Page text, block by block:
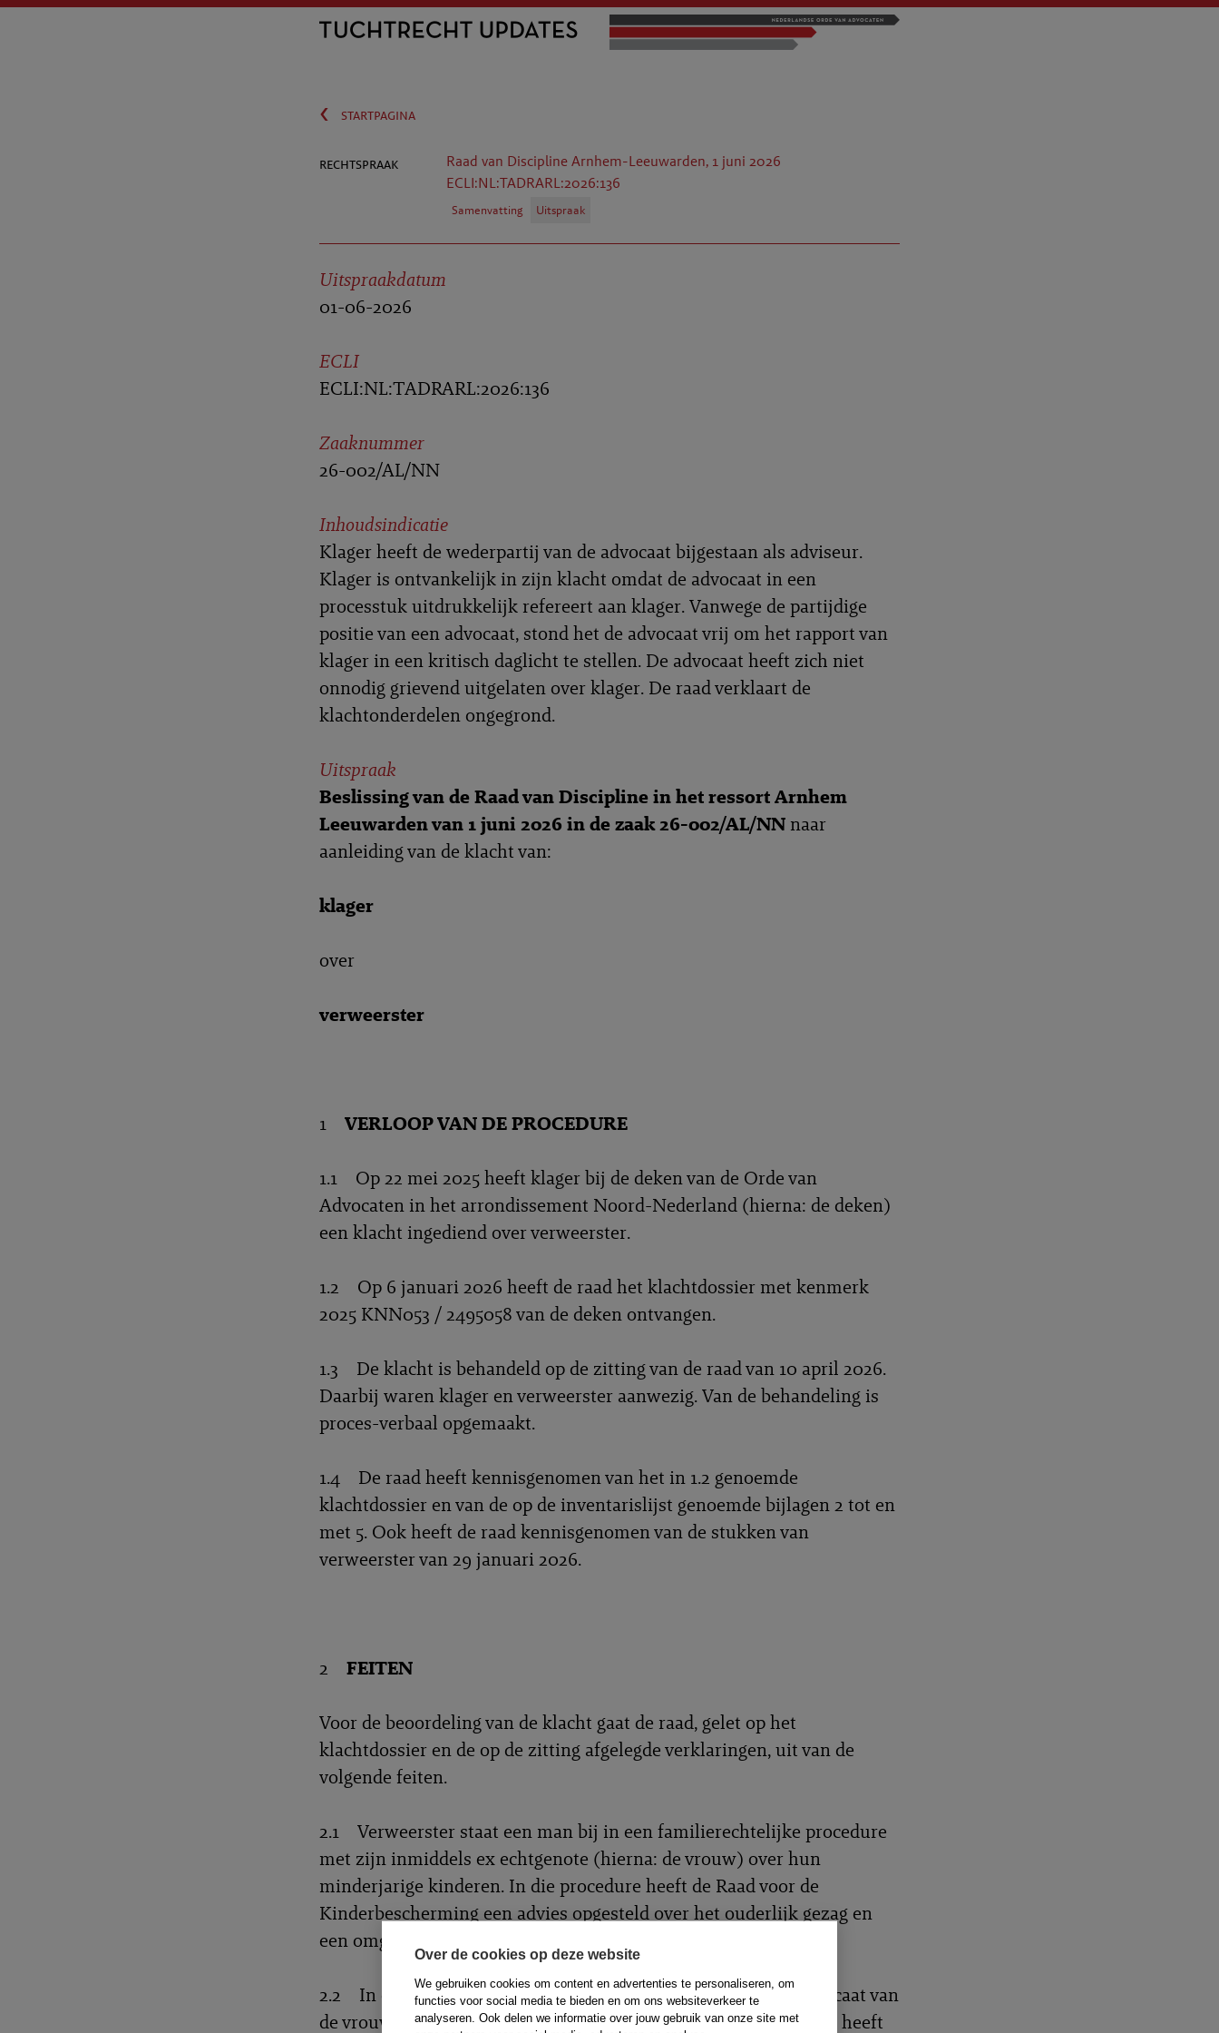
Over de cookies op deze website
We gebruiken cookies om content en advertenties te personaliseren, om
functies voor social media te bieden en om ons websiteverkeer te
analyseren. Ook delen we informatie over jouw gebruik van onze site met
‹ startpagina
rechtspraak
Raad van Discipline Arnhem-Leeuwarden, 1 juni 2026
ECLI:NL:TADRARL:2026:136
Samenvatting Uitspraak
Uitspraakdatum
01-06-2026
ECLI
ECLI:NL:TADRARL:2026:136
Zaaknummer
26-002/AL/NN
Inhoudsindicatie
Klager heeft de wederpartij van de advocaat bijgestaan als adviseur.
Klager is ontvankelijk in zijn klacht omdat de advocaat in een
processtuk uitdrukkelijk refereert aan klager. Vanwege de partijdige
positie van een advocaat, stond het de advocaat vrij om het rapport van
klager in een kritisch daglicht te stellen. De advocaat heeft zich niet
onnodig grievend uitgelaten over klager. De raad verklaart de
klachtonderdelen ongegrond.
Uitspraak
Beslissing van de Raad van Discipline in het ressort Arnhem
Leeuwarden van 1 juni 2026 in de zaak 26-002/AL/NN naar
aanleiding van de klacht van:
klager
over
verweerster
1 VERLOOP VAN DE PROCEDURE
1.1 Op 22 mei 2025 heeft klager bij de deken van de Orde van
Advocaten in het arrondissement Noord-Nederland (hierna: de deken)
een klacht ingediend over verweerster.
1.2 Op 6 januari 2026 heeft de raad het klachtdossier met kenmerk
2025 KNN053 / 2495058 van de deken ontvangen.
1.3 De klacht is behandeld op de zitting van de raad van 10 april 2026.
Daarbij waren klager en verweerster aanwezig. Van de behandeling is
proces-verbaal opgemaakt.
1.4 De raad heeft kennisgenomen van het in 1.2 genoemde
klachtdossier en van de op de inventarislijst genoemde bijlagen 2 tot en
met 5. Ook heeft de raad kennisgenomen van de stukken van
verweerster van 29 januari 2026.
2 FEITEN
Voor de beoordeling van de klacht gaat de raad, gelet op het
klachtdossier en de op de zitting afgelegde verklaringen, uit van de
volgende feiten.
2.1 Verweerster staat een man bij in een familierechtelijke procedure
met zijn inmiddels ex echtgenote (hierna: de vrouw) over hun
minderjarige kinderen. In die procedure heeft de Raad voor de
Kinderbescherming een advies opgesteld over het ouderlijk gezag en
een omgangsregeling.
2.2 In een brief van 12 december 2024 heeft klager aan de advocaat van
de vrouw laten weten dat de vrouw het raadsrapport door klager heeft